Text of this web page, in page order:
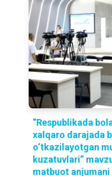
“Respublikada
xalqaro darajada
o‘tkazilayotgan
kuzatuvlari”
matbuot anjumani